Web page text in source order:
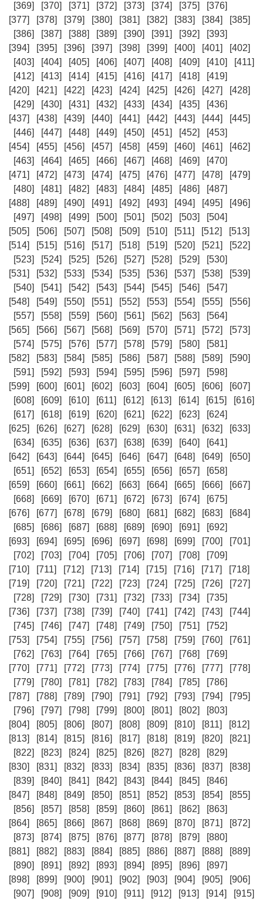
[369]
[370] [371] [372] [373] [374] [375]
[376]
[377]
[378] [379] [380] [381] [382] [383] [384]
[385]
[386]
[387] [388] [389] [390] [391] [392]
[393]
[394]
[395] [396] [397] [398] [399] [400] [401]
[402]
[403]
[404] [405] [406] [407] [408] [409] [410]
[411]
[412]
[413] [414] [415] [416] [417] [418]
[419]
[420]
[421] [422] [423] [424] [425] [426] [427]
[428]
[429]
[430] [431] [432] [433] [434] [435]
[436]
[437]
[438] [439] [440] [441] [442] [443] [444]
[445]
[446]
[447] [448] [449] [450] [451] [452]
[453]
[454]
[455] [456] [457] [458] [459] [460] [461]
[462]
[463]
[464] [465] [466] [467] [468] [469]
[470]
[471]
[472] [473] [474] [475] [476] [477] [478]
[479]
[480]
[481] [482] [483] [484] [485] [486]
[487]
[488]
[489] [490] [491] [492] [493] [494] [495]
[496]
[497]
[498] [499] [500] [501] [502] [503]
[504]
[505]
[506] [507] [508] [509] [510] [511] [512]
[513]
[514]
[515] [516] [517] [518] [519] [520] [521]
[522]
[523]
[524] [525] [526] [527] [528] [529]
[530]
[531]
[532] [533] [534] [535] [536] [537] [538]
[539]
[540]
[541] [542] [543] [544] [545] [546]
[547]
[548]
[549] [550] [551] [552] [553] [554] [555]
[556]
[557]
[558] [559] [560] [561] [562] [563]
[564]
[565]
[566] [567] [568] [569] [570] [571] [572]
[573]
[574]
[575] [576] [577] [578] [579] [580]
[581]
[582]
[583] [584] [585] [586] [587] [588] [589]
[590]
[591]
[592] [593] [594] [595] [596] [597]
[598]
[599]
[600] [601] [602] [603] [604] [605] [606]
[607]
[608]
[609] [610] [611] [612] [613] [614] [615]
[616]
[617]
[618] [619] [620] [621] [622] [623]
[624]
[625]
[626] [627] [628] [629] [630] [631] [632]
[633]
[634]
[635] [636] [637] [638] [639] [640]
[641]
[642]
[643] [644] [645] [646] [647] [648] [649]
[650]
[651]
[652] [653] [654] [655] [656] [657]
[658]
[659]
[660] [661] [662] [663] [664] [665] [666]
[667]
[668]
[669] [670] [671] [672] [673] [674]
[675]
[676]
[677] [678] [679] [680] [681] [682] [683]
[684]
[685]
[686] [687] [688] [689] [690] [691]
[692]
[693]
[694] [695] [696] [697] [698] [699] [700]
[701]
[702]
[703] [704] [705] [706] [707] [708]
[709]
[710]
[711] [712] [713] [714] [715] [716] [717]
[718]
[719]
[720] [721] [722] [723] [724] [725] [726]
[727]
[728]
[729] [730] [731] [732] [733] [734]
[735]
[736]
[737] [738] [739] [740] [741] [742] [743]
[744]
[745]
[746] [747] [748] [749] [750] [751]
[752]
[753]
[754] [755] [756] [757] [758] [759] [760]
[761]
[762]
[763] [764] [765] [766] [767] [768]
[769]
[770]
[771] [772] [773] [774] [775] [776] [777]
[778]
[779]
[780] [781] [782] [783] [784] [785]
[786]
[787]
[788] [789] [790] [791] [792] [793] [794]
[795]
[796]
[797] [798] [799] [800] [801] [802]
[803]
[804]
[805] [806] [807] [808] [809] [810] [811]
[812]
[813]
[814] [815] [816] [817] [818] [819] [820]
[821]
[822]
[823] [824] [825] [826] [827] [828]
[829]
[830]
[831] [832] [833] [834] [835] [836] [837]
[838]
[839]
[840] [841] [842] [843] [844] [845]
[846]
[847]
[848] [849] [850] [851] [852] [853] [854]
[855]
[856]
[857] [858] [859] [860] [861] [862]
[863]
[864]
[865] [866] [867] [868] [869] [870] [871]
[872]
[873]
[874] [875] [876] [877] [878] [879]
[880]
[881]
[882] [883] [884] [885] [886] [887] [888]
[889]
[890]
[891] [892] [893] [894] [895] [896]
[897]
[898]
[899] [900] [901] [902] [903] [904] [905]
[906]
[907]
[908] [909] [910] [911] [912] [913] [914] [915]